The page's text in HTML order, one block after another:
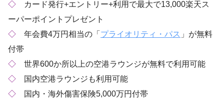
◇ カード発行+エントリー+利用で最大で13,000楽天ス
ーパーポイントプレゼント
◇ 年会費4万円相当の「 プライオリティ・パス 」が無料
付帯
◇ 世界600か所以上の空港ラウンジが無料で利用可能
◇ 国内空港ラウンジも利用可能
◇ 国内・海外傷害保険5,000万円付帯